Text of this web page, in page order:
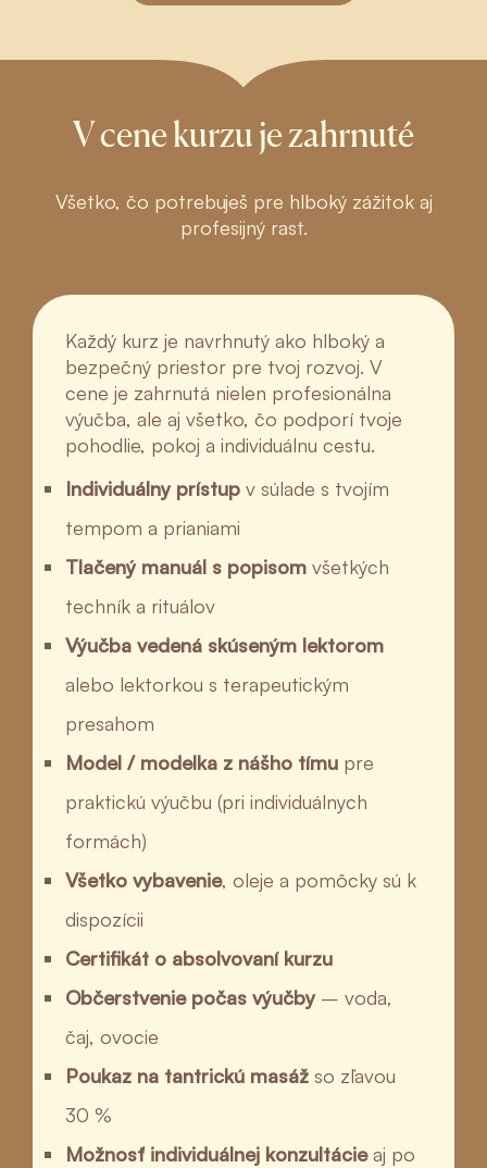
V cene kurzu je zahrnuté
Všetko, čo potrebuješ pre hlboký zážitok aj
profesijný rast.
Každý kurz je navrhnutý ako hlboký a
bezpečný priestor pre tvoj rozvoj. V
cene je zahrnutá nielen profesionálna
výučba, ale aj všetko, čo podporí tvoje
pohodlie, pokoj a individuálnu cestu.
Individuálny prístup v súlade s tvojím
tempom a prianiami
Tlačený manuál s popisom všetkých
techník a rituálov
Výučba vedená skúseným lektorom
alebo lektorkou s terapeutickým
presahom
Model / modelka z nášho tímu pre
praktickú výučbu (pri individuálnych
formách)
Všetko vybavenie, oleje a pomôcky sú k
dispozícii
Certifikát o absolvovaní kurzu
Občerstvenie počas výučby– voda,
čaj, ovocie
Poukaz na tantrickú masáž so zľavou
30 %
Možnosť individuálnej konzultácieaj po